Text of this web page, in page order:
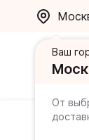
Ваш
От
Главная